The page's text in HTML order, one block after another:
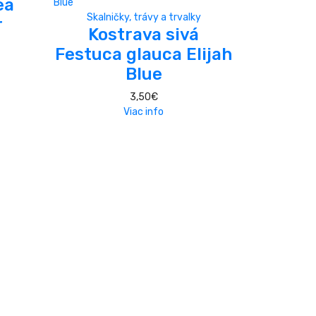
Skalničky, trávy a trvalky
Kostrava sivá
Festuca glauca Elijah
Blue
3,50€
Viac info